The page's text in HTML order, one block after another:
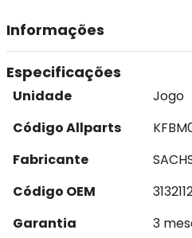
Informações
Especificações
Unidade
Jogo
Código Allparts
Fabricante
Código OEM
Garantia
3